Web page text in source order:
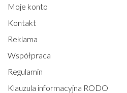
Moje konto
Kontakt
Reklama
Współpraca
Regulamin
Klauzula informacyjna RODO